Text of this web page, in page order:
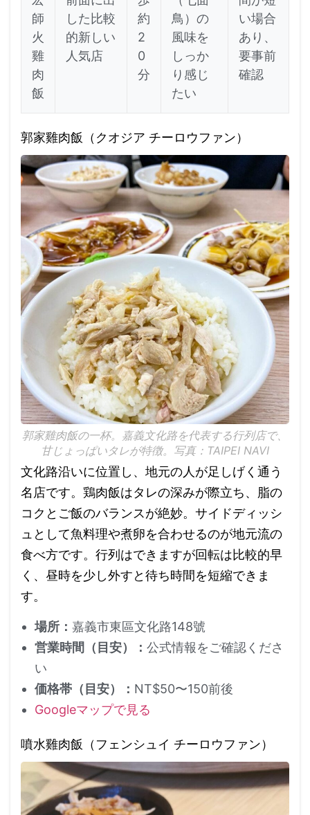
師
火
雞
肉
飯
した比較
的新しい
人気店
約
2
0
分
鳥）の
風味を
しっか
り感じ
たい
い場合
あり、
要事前
確認
郭家雞肉飯（クオジア チーロウファン）
郭家雞肉飯の一杯。嘉義文化路を代表する行列店で、
甘じょっぱいタレが特徴。写真：TAIPEI NAVI
文化路沿いに位置し、地元の人が足しげく通う
名店です。鶏肉飯はタレの深みが際立ち、脂の
コクとご飯のバランスが絶妙。サイドディッシ
ュとして魚料理や煮卵を合わせるのが地元流の
食べ方です。行列はできますが回転は比較的早
く、昼時を少し外すと待ち時間を短縮できま
す。
場所： 嘉義市東區文化路148號
営業時間（目安）： 公式情報をご確認くださ
い
価格帯（目安）： NT$50〜150前後
Googleマップで見る
噴水雞肉飯（フェンシュイ チーロウファン）